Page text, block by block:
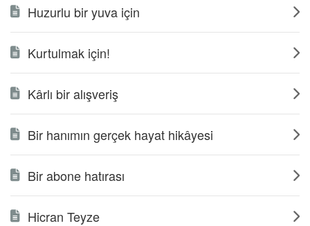
Huzurlu bir yuva için
Kurtulmak için!
Kârlı bir alışveriş
Bir hanımın gerçek hayat hikâyesi
Bir abone hatırası
Hicran Teyze